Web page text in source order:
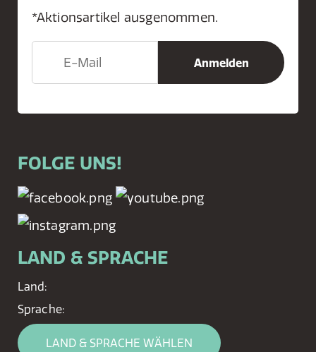
*Aktionsartikel ausgenommen.
FOLGE UNS!
LAND & SPRACHE
Land:
Sprache:
LAND & SPRACHE WÄHLEN